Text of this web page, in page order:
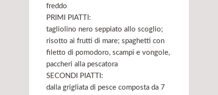
freddo
PRIMI PIATTI:
tagliolino nero seppiato allo scoglio;
risotto ai frutti di mare; spaghetti con
filetto di pomodoro, scampi e vongole,
paccheri alla pescatora
SECONDI PIATTI:
dalla grigliata di pesce composta da 7